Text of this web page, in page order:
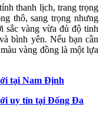
thanh lịch, trang trọng
thô, sang trọng nhưng
sắc vàng vừa đủ độ tinh
bình yên. Nếu bạn cần
vàng đồng là một lựa
tại Nam Định
uy tín tại Đống Đa